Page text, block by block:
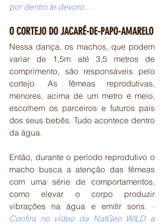
por dentro te devoro...
O CORTEJO DO JACARÉ-DE-PAPO-AMARELO
Nessa dança, os machos, que podem
variar de 1,5m até 3,5 metros de
comprimento, são responsáveis pelo
cortejo. As fêmeas reprodutivas,
menores, acima de um metro e meio,
escolhem os parceiros e futuros pais
dos seus bebês. Tudo acontece dentro
da água.
Então, durante o período reprodutivo o
macho busca a atenção das fêmeas
com uma série de comportamentos,
como elevar o corpo produzir
vibrações na água e emitir sons.
-
Confira no vídeo da NatGeo WILD a